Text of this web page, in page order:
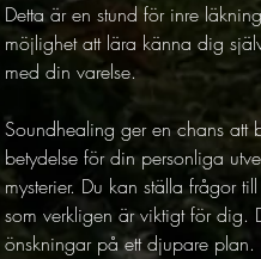
Detta är en stund för inre
möjlighet att lära känna dig
med din varelse.
Soundhealing ger en chans att
betydelse för din personliga
mysterier. Du kan ställa frågor
som verkligen är viktigt för dig.
önskningar på ett djupare plan.